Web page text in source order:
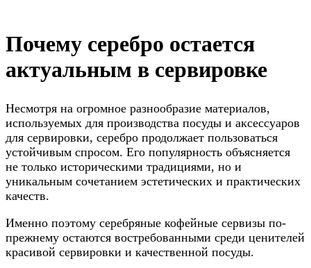
Почему серебро остается
актуальным в сервировке
Несмотря на огромное разнообразие материалов,
используемых для производства посуды и аксессуаров
для сервировки, серебро продолжает пользоваться
устойчивым спросом. Его популярность объясняется
не только историческими традициями, но и
уникальным сочетанием эстетических и практических
качеств.
Именно поэтому серебряные кофейные сервизы по-
прежнему остаются востребованными среди ценителей
красивой сервировки и качественной посуды.